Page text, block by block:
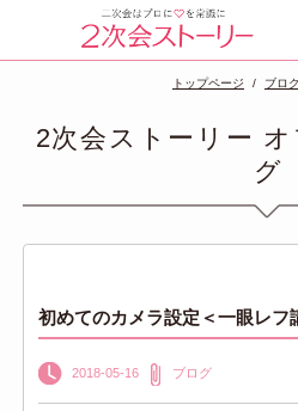
トップページ ブロ
2次会ストーリー
グ
初めてのカメラ設定＜一眼レフ
2018-05-16 ブログ